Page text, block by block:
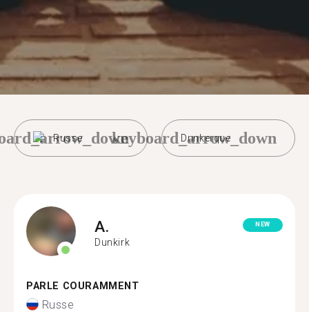
Russe Dunkerque
keyboard_arrow_down
A.
Dunkirk
NEW
PARLE COURAMMENT
Russe